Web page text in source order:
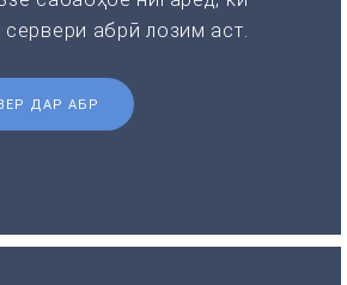
абрӣ лозим аст.
ДАР АБР